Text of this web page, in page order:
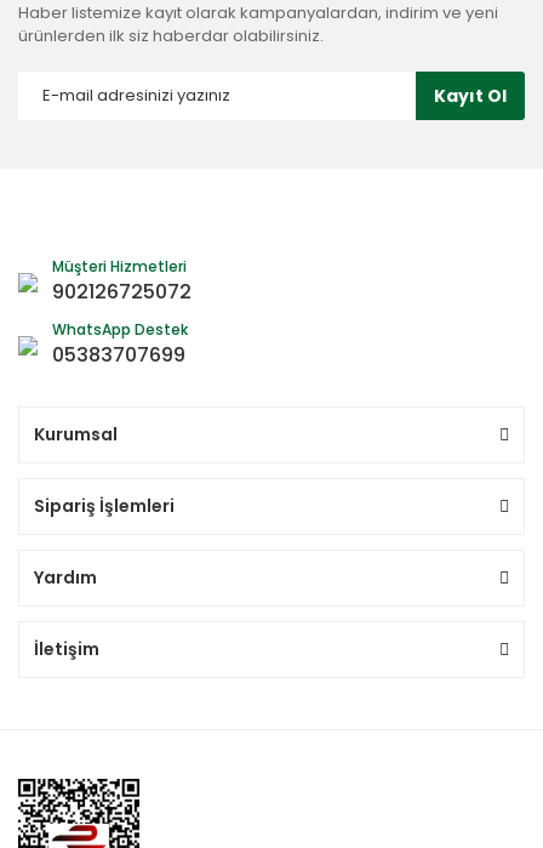
Haber listemize kayıt olarak kampanyalardan, indirim ve yeni
ürünlerden ilk siz haberdar olabilirsiniz.
Kayıt Ol
Müşteri Hizmetleri
902126725072
WhatsApp Destek
05383707699
Kurumsal
Sipariş İşlemleri
Yardım
İletişim